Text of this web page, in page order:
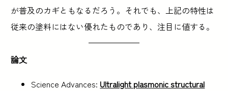
が普及のカギともなるだろう。それでも、上記の特性は
従来の塗料にはない優れたものであり、注目に値する。
論文
Science Advances: Ultralight plasmonic structural